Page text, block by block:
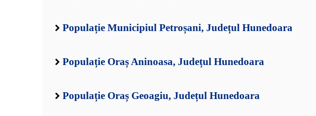
Populație Municipiul Petroșani, Județul Hunedoara
Populație Oraș Aninoasa, Județul Hunedoara
Populație Oraș Geoagiu, Județul Hunedoara